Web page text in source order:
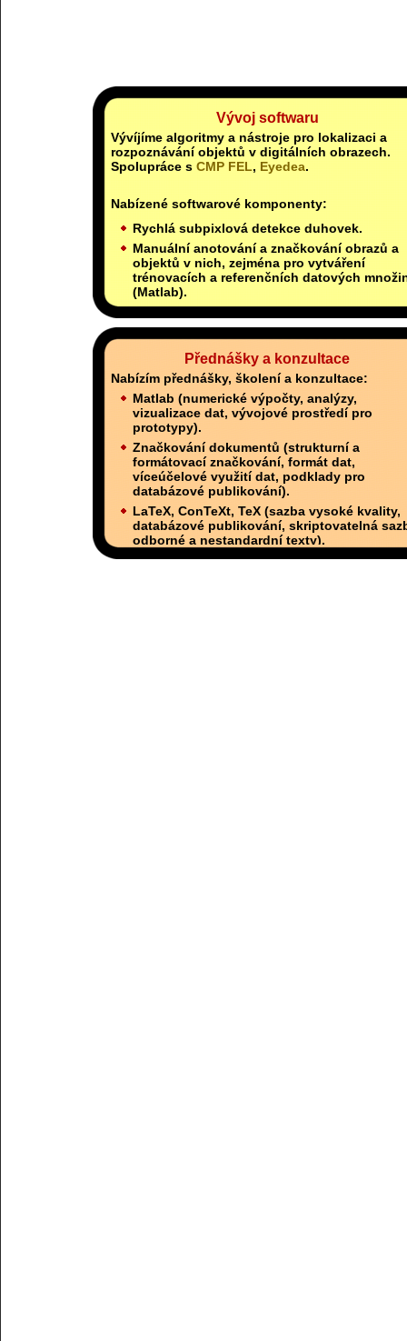
Vývoj softwaru
Vývíjíme algoritmy a nástroje pro lokalizaci a
rozpoznávání objektů v digitálních obrazech.
Spolupráce s CMP FEL, Eyedea.
Nabízené softwarové komponenty:
Rychlá subpixlová detekce duhovek.
Manuální anotování a značkování obrazů a
objektů v nich, zejména pro vytváření
trénovacích a referenčních datových
(Matlab).
Přednášky a konzultace
Nabízím přednášky, školení a konzultace:
Matlab (numerické výpočty, analýzy,
vizualizace dat, vývojové prostředí pro
prototypy).
Značkování dokumentů (strukturní a
formátovací značkování, formát dat,
víceúčelové využití dat, podklady pro
databázové publikování).
LaTeX, ConTeXt, TeX (sazba vysoké kvality,
databázové publikování, skriptovatelná
odborné a nestandardní texty).
Metapost (skriptovatelná vektorová grafika).